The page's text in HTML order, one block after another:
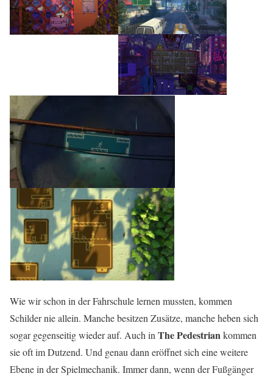
Wie wir schon in der Fahrschule lernen mussten, kommen
Schilder nie allein. Manche besitzen Zusätze, manche heben sich
sogar gegenseitig wieder auf. Auch inThe Pedestriankommen
sie oft im Dutzend. Und genau dann eröffnet sich eine weitere
Ebene in der Spielmechanik. Immer dann, wenn der Fußgänger